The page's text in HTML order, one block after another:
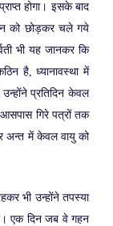
होगा। इसके बाद
को छोड़कर चले गये
भी यह जानकर कि
है, ध्यानावस्था में
प्रतिदिन केवल
गिरे पत्रों तक
अन्त में केवल वायु को
भी उन्होंने तपस्या
एक दिन जब वे गहन